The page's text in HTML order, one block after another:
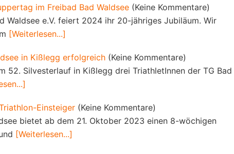
im Freibad Bad Waldsee (Keine Kommentare)
Waldsee e.V. feiert 2024 ihr 20-jähriges Jubiläum. Wir
[Weiterlesen...]
in Kißlegg erfolgreich (Keine Kommentare)
52. Silvesterlauf in Kißlegg drei TriathletInnen der TG Bad
Einsteiger (Keine Kommentare)
bietet ab dem 21. Oktober 2023 einen 8-wöchigen
[Weiterlesen...]